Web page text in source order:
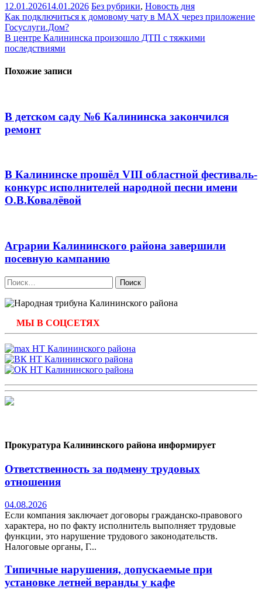
12.01.202614.01.2026 Без рубрики, Новость дня
Навигация
по
записям
Как подключиться к домовому чату в MAX через приложение
Госуслуги.Дом?
В центре Калининска произошло ДТП с тяжкими
последствиями
Похожие записи
В детском саду №6 Калининска закончился
ремонт
В Калининске прошёл VIII областной фестиваль-
конкурс исполнителей народной песни имени
О.В.Ковалёвой
Аграрии Калининского района завершили
посевную кампанию
Найти:
МЫ В СОЦСЕТЯХ
Прокуратура Калининского района информирует
Ответственность за подмену трудовых
отношения
04.08.2026
Если компания заключает договоры гражданско-правового
характера, но по факту исполнитель выполняет трудовые
функции, это нарушение трудового законодательств.
Налоговые органы, Г...
Типичные нарушения, допускаемые при
установке летней веранды у кафе